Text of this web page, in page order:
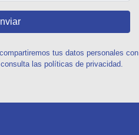
tus datos personales con
las políticas de privacidad.